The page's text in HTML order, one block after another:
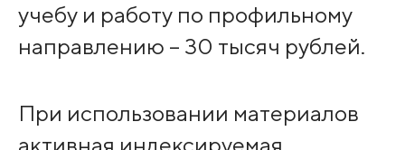
учебу и работу по профильному
направлению – 30 тысяч рублей.
При использовании материалов